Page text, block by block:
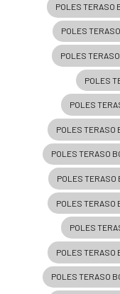
POLES TERASO
POLES
POLES
POLES
POLES
POLES TERASO
POLES TERASO
POLES TERASO
POLES TERASO
POLES
POLES TERASO
POLES TERASO